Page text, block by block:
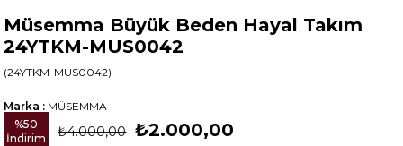
Müsemma Büyük Beden Hayal Takım
24YTKM-MUS0042
(24YTKM-MUS0042)
Marka : MÜSEMMA
%50
İndirim
₺4.000,00 ₺2.000,00